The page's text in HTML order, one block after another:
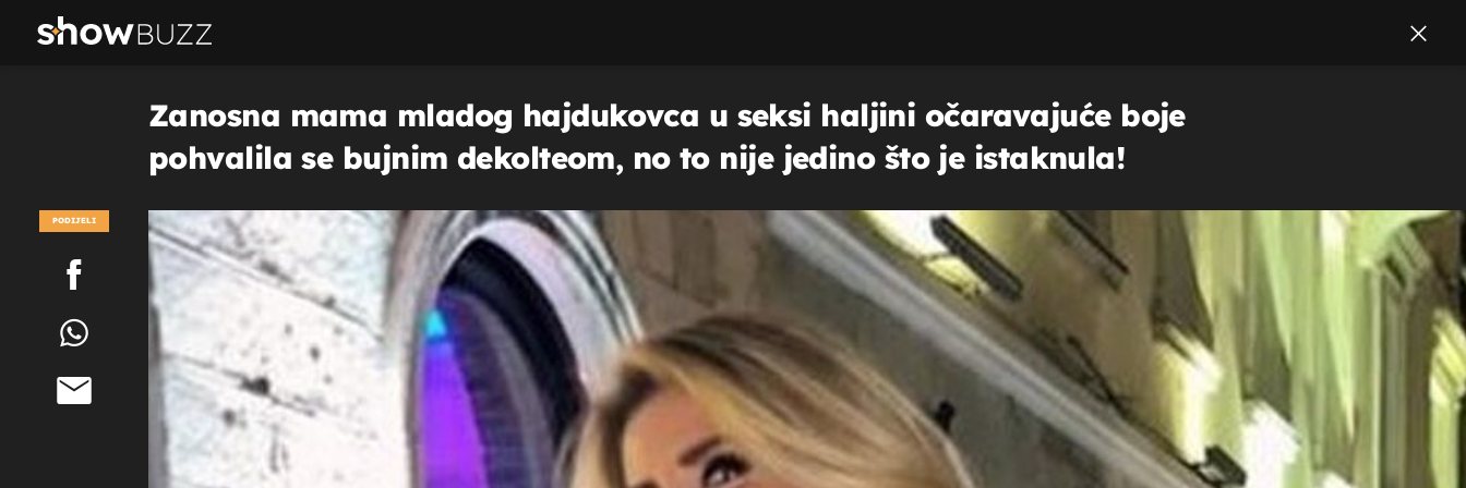
Zanosna mama mladog hajdukovca u seksi haljini očaravajuće boje
pohvalila se bujnim dekolteom, no to nije jedino što je istaknula!
PODIJELI
POGLEDAJ